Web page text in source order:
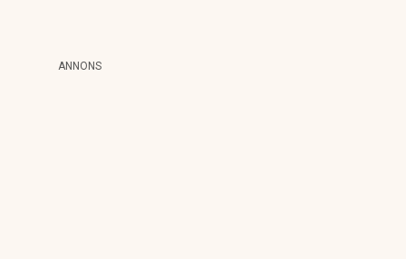
ANNONS